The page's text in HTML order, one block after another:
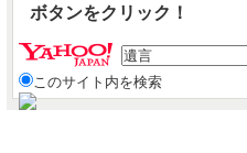
ボタンをクリック！
このサイト内を検索